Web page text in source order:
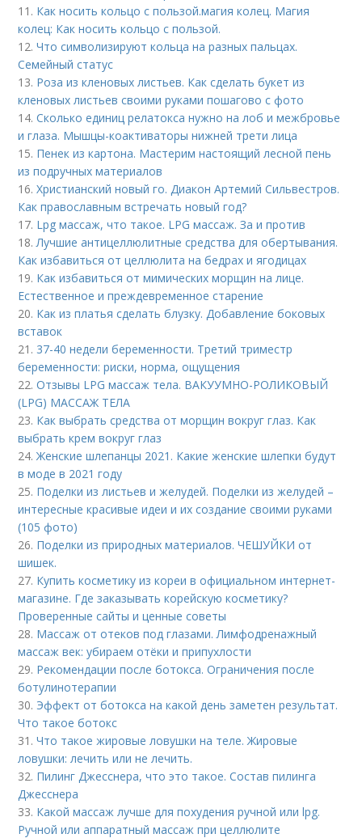
11. Как носить кольцо с пользой. магия колец. Магия
колец: Как носить кольцо с пользой.
12.Что символизируют кольца на разных пальцах.
Семейный статус
13. Роза из кленовых листьев. Как сделать букет из
кленовых листьев своими руками пошагово с фото
14.Сколько единиц релатокса нужно на лоб и межбровье
и глаза. Мышцы-коактиваторы нижней трети лица
15. Пенек из картона. Мастерим настоящий лесной пень
из подручных материалов
16.Христианский новый го. Диакон Артемий Сильвестров.
Как православным встречать новый год?
17. Lpg массаж, что такое. LPG массаж. За и против
18.Лучшие антицеллюлитные средства для обертывания.
Как избавиться от целлюлита на бедрах и ягодицах
19. Как избавиться от мимических морщин на лице.
Естественное и преждевременное старение
20. Как из платья сделать блузку. Добавление боковых
вставок
21. 37-40 недели беременности. Третий триместр
беременности: риски, норма, ощущения
22.Отзывы LPG массаж тела. ВАКУУМНО-РОЛИКОВЫЙ
(LPG) МАССАЖ ТЕЛА
23. Как выбрать средства от морщин вокруг глаз. Как
выбрать крем вокруг глаз
24.Женские шлепанцы 2021. Какие женские шлепки будут
в моде в 2021 году
25. Поделки из листьев и желудей. Поделки из желудей –
интересные красивые идеи и их создание своими руками
(105 фото)
26. Поделки из природных материалов. ЧЕШУЙКИ от
шишек.
27. Купить косметику из кореи в официальном интернет-
магазине. Где заказывать корейскую косметику?
Проверенные сайты и ценные советы
28. Массаж от отеков под глазами. Лимфодренажный
массаж век: убираем отёки и припухлости
29. Рекомендации после ботокса. Ограничения после
ботулинотерапии
30. Эффект от ботокса на какой день заметен результат.
Что такое ботокс
31.Что такое жировые ловушки на теле. Жировые
ловушки: лечить или не лечить.
32. Пилинг Джесснера, что это такое. Состав пилинга
Джесснера
33. Какой массаж лучше для похудения ручной или lpg.
Ручной или аппаратный массаж при целлюлите